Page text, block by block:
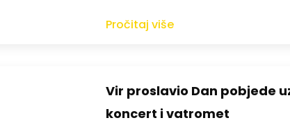
Pročitaj više
Vir proslavio Dan pobjede
koncert i vatromet